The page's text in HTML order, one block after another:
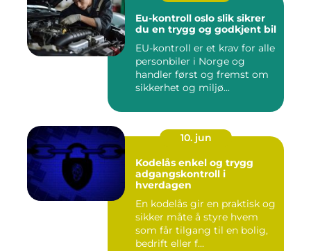
Eu-kontroll oslo slik sikrer
du en trygg og godkjent bil
EU-kontroll er et krav for alle
personbiler i Norge og
handler først og fremst om
sikkerhet og miljø...
10. jun
Kodelås enkel og trygg
adgangskontroll i
hverdagen
En kodelås gir en praktisk og
sikker måte å styre hvem
som får tilgang til en bolig,
bedrift eller f...